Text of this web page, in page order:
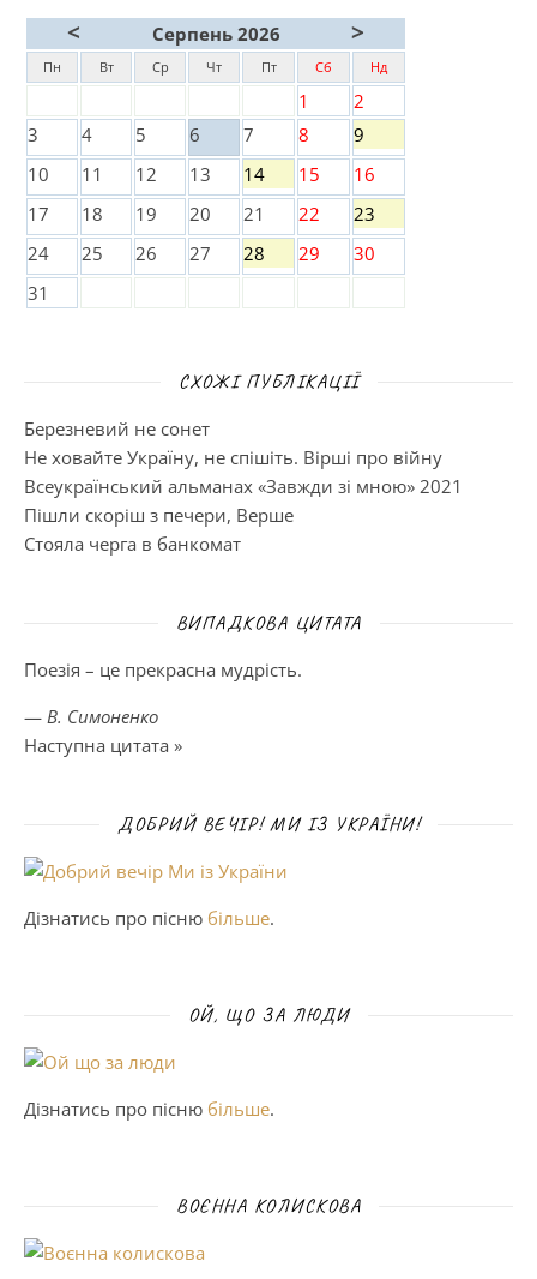
< Серпень 2026 >
Пн Вт Ср Чт Пт Сб Нд
1
2
3
4 5 6 7 8
9
10
11 12 13 14 15
16
17
18 19 20 21 22
23
24
25 26 27 28 29
30
31
СХОЖІ ПУБЛІКАЦІЇ
Березневий не сонет
Не ховайте Україну, не спішіть. Вірші про війну
Всеукраїнський альманах «Завжди зі мною» 2021
Пішли скоріш з печери, Верше
Стояла черга в банкомат
ВИПАДКОВА ЦИТАТА
Поезія – це прекрасна мудрість.
— В. Симоненко
Наступна цитата »
ДОБРИЙ ВЕЧІР! МИ ІЗ УКРАЇНИ!
Дізнатись про пісню більше.
ОЙ, ЩО ЗА ЛЮДИ
Дізнатись про пісню більше.
ВОЄННА КОЛИСКОВА